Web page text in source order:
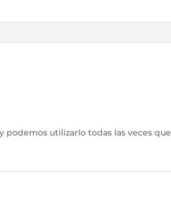
podemos utilizarlo todas las veces que